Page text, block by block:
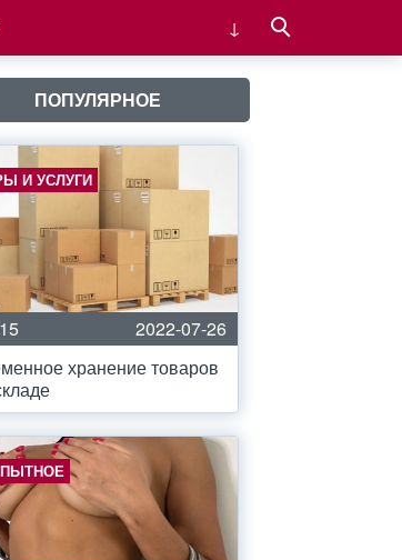
ПОПУЛЯРНОЕ
И УСЛУГИ
2022-07-26
хранение товаров